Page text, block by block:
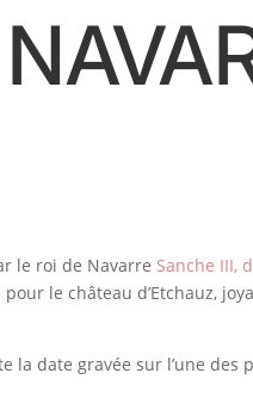
le roi de Navarre Sanche III,
le château d’Etchauz,
date gravée sur l’une des